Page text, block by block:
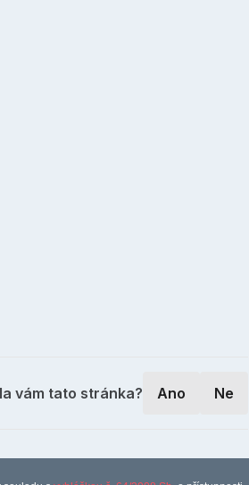
vám tato stránka? Ano Ne